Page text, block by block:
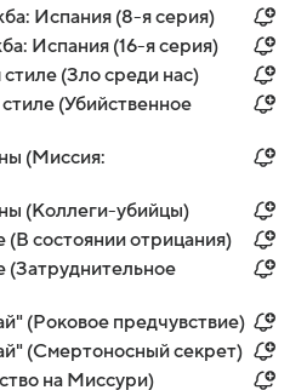
Испания (8-я серия)
Испания (16-я серия)
(Зло среди нас)
(Убийственное
(Миссия:
(Коллеги-убийцы)
(В состоянии отрицания)
(Затруднительное
(Роковое предчувствие)
(Смертоносный секрет)
на Миссури)